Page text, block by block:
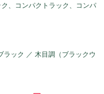
、コンパクトラック、コンパ
ラック ／ 木目調（ブラックウ